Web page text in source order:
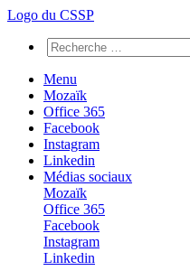
Logo du CSSP
Menu
Mozaïk
Office 365
Facebook
Instagram
Linkedin
Médias sociaux
Mozaïk
Office 365
Facebook
Instagram
Linkedin